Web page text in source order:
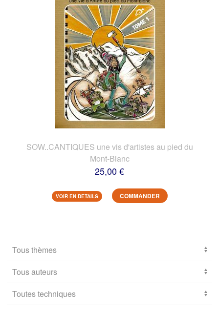
SOW..CANTIQUES une vis d'artistes au pied du
Mont-Blanc
25,00 €
VOIR EN DETAILS COMMANDER